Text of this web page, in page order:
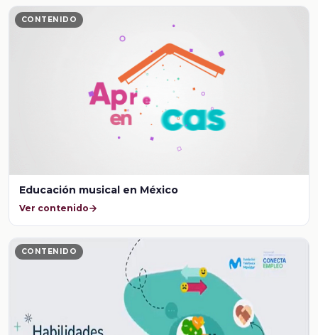
CONTENIDO
Educación musical en México
Ver contenido
CONTENIDO